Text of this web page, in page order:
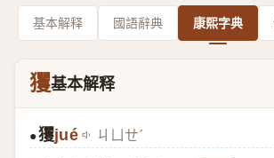
基本解释 國語辭典 康熙字典
玃基本解释
●玃jué ㄐㄩㄝˊ